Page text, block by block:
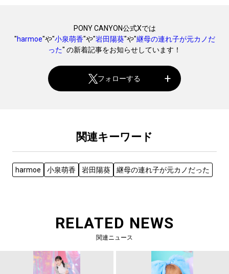
PONY CANYON公式Xでは
"harmoe"や"小泉萌香"や"岩田陽葵"や"継母の連れ子が元カノだ
った" の新着記事をお知らせしています！
フォローする
関連キーワード
harmoe 小泉萌香 岩田陽葵 継母の連れ子が元カノだった
RELATED NEWS
関連ニュース